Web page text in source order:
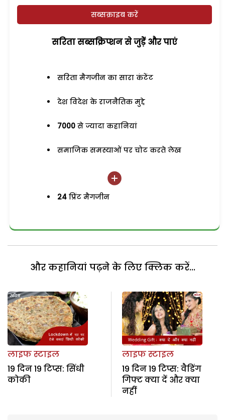
सब्सक्राइब करें
सरिता सब्सक्रिप्शन से जुड़ेें और पाएं
सरिता मैगजीन का सारा कंटेंट
देश विदेश के राजनैतिक मुद्दे
7000 से ज्यादा कहानियां
समाजिक समस्याओं पर चोट करते लेख
24 प्रिंट मैगजीन
और कहानियां पढ़ने के लिए क्लिक करें...
लाइफ स्टाइल
19 दिन 19 टिप्स: सिंधी
कोकी
लाइफ स्टाइल
19 दिन 19 टिप्स: वैडिंग
गिफ्ट क्या दें और क्या
नहीं